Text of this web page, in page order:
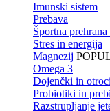
Imunski sistem
Prebava
Športna
Stres in energija
Magnezij
Omega 3
Dojenčki in
Probiotiki in
Razstrupljanje